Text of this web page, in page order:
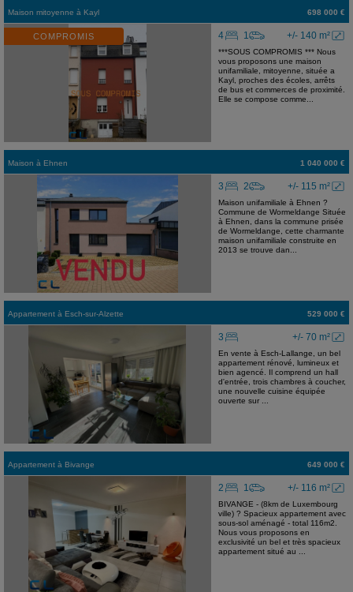
Maison mitoyenne à Kayl 698 000 €
COMPROMIS +/- 140 m²
4 1
***SOUS COMPROMIS *** Nous
vous proposons une maison
unifamiliale, mitoyenne, située a
Kayl, proches des écoles, arrêts
de bus et commerces de proximité.
Elle se compose comme...
Maison à Ehnen 1 040 000 €
+/- 115 m²
3 2
Maison unifamiliale à Ehnen ?
Commune de Wormeldange Située
à Ehnen, dans la commune prisée
de Wormeldange, cette charmante
maison unifamiliale construite en
2013 se trouve dan...
Appartement à Esch-sur-Alzette 529 000 €
+/- 70 m²
3
En vente à Esch-Lallange, un bel
appartement rénové, lumineux et
bien agencé. Il comprend un hall
d'entrée, trois chambres à coucher,
une nouvelle cuisine équipée
ouverte sur ...
Appartement à Bivange 649 000 €
+/- 116 m²
2 1
BIVANGE - (8km de Luxembourg
ville) ? Spacieux appartement avec
sous-sol aménagé - total 116m2.
Nous vous proposons en
exclusivité un bel et très spacieux
appartement situé au ...